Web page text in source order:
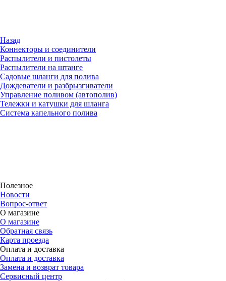
Назад
Коннекторы и соединители
Распылители и пистолеты
Распылители на штанге
Садовые шланги для полива
Дождеватели и разбрызгиватели
Управление поливом (автополив)
Тележки и катушки для шланга
Система капельного полива
Полезное
Новости
Вопрос-ответ
О магазине
О магазине
Обратная связь
Карта проезда
Оплата и доставка
Оплата и доставка
Замена и возврат товара
Сервисный центр